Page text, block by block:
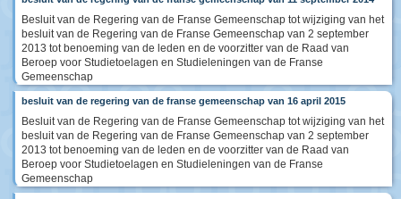
Besluit van de Regering van de Franse Gemeenschap tot wijziging van het
besluit van de Regering van de Franse Gemeenschap van 2 september
2013 tot benoeming van de leden en de voorzitter van de Raad van
Beroep voor Studietoelagen en Studieleningen van de Franse
Gemeenschap
besluit van de regering van de franse gemeenschap van 16 april 2015
Besluit van de Regering van de Franse Gemeenschap tot wijziging van het
besluit van de Regering van de Franse Gemeenschap van 2 september
2013 tot benoeming van de leden en de voorzitter van de Raad van
Beroep voor Studietoelagen en Studieleningen van de Franse
Gemeenschap